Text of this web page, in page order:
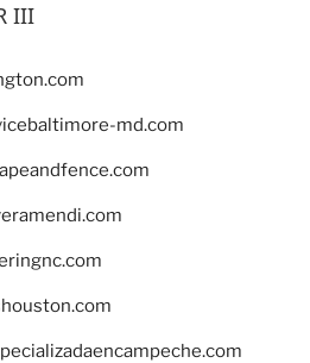
III
md.com